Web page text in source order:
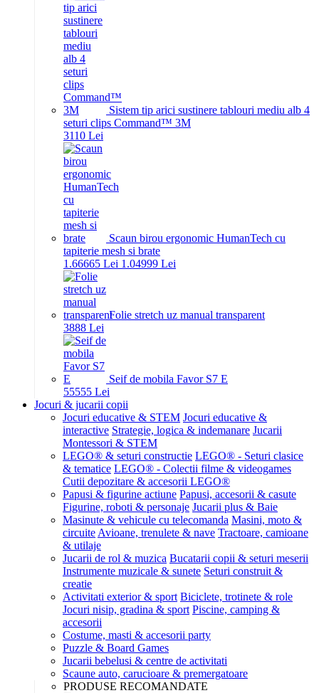
Sistem tip arici sustinere tablouri mediu alb 4
seturi clips Command™ 3M
3110 Lei
Scaun birou ergonomic HumanTech cu
tapiterie mesh si brate
1.66665 Lei 1.04999 Lei
Folie stretch uz manual transparent
3888 Lei
Seif de mobila Favor S7 E
55555 Lei
Jocuri & jucarii copii
Jocuri educative & STEM Jocuri educative &
interactive Strategie, logica & indemanare Jucarii
Montessori & STEM
LEGO® & seturi constructie LEGO® - Seturi clasice
& tematice LEGO® - Colectii filme & videogames
Cutii depozitare & accesorii LEGO®
Papusi & figurine actiune Papusi, accesorii & casute
Figurine, roboti & personaje Jucarii plus & Baie
Masinute & vehicule cu telecomanda Masini, moto &
circuite Avioane, trenulete & nave Tractoare, camioane
& utilaje
Jucarii de rol & muzica Bucatarii copii & seturi meserii
Instrumente muzicale & sunete Seturi construit &
creatie
Activitati exterior & sport Biciclete, trotinete & role
Jocuri nisip, gradina & sport Piscine, camping &
accesorii
Costume, masti & accesorii party
Puzzle & Board Games
Jucarii bebelusi & centre de activitati
Scaune auto, carucioare & premergatoare
PRODUSE RECOMANDATE